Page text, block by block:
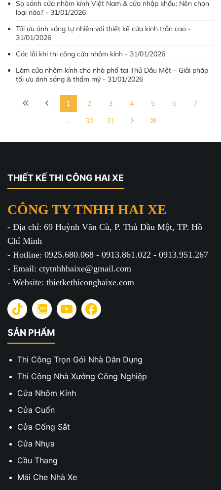
So sánh cửa nhôm kính Việt Nam & cửa nhập khẩu: Nên chọn
loại nào? - 31/01/2026
Tối ưu ánh sáng tự nhiên với thiết kế cửa kính trần cao -
31/01/2026
Các lỗi khi thi công cửa nhôm kính - 31/01/2026
Làm cửa nhôm kính cho nhà phố tại Thủ Dầu Một – Giải pháp
tối ưu ánh sáng & thẩm mỹ - 31/01/2026
1 2 3 4 5 6
7
...
30 31
THIẾT KẾ THI CÔNG HAI XE
CÔNG TY TNHH HAI XE
- Địa chỉ: 69 Huỳnh Văn Cù, P. Thủ Dầu Một, TP. Hồ
Chí Minh
- Hotline: 0925.680.068 - 0913.861.022 - 0913.951.267
- Email: ctytnhhhaixe@gmail.com
- Website: thietkethiconghaixe.com
SẢN PHẨM
Thi Công Trọn Gói Nhà Dân Dụng
Thi Công Nhà Xưởng Công Nghiệp
Cửa Nhôm Kính
Cửa Cuốn
Cửa Cổng Sắt
Cửa Nhựa
Cầu Thang
Mái Che Nhà Xe